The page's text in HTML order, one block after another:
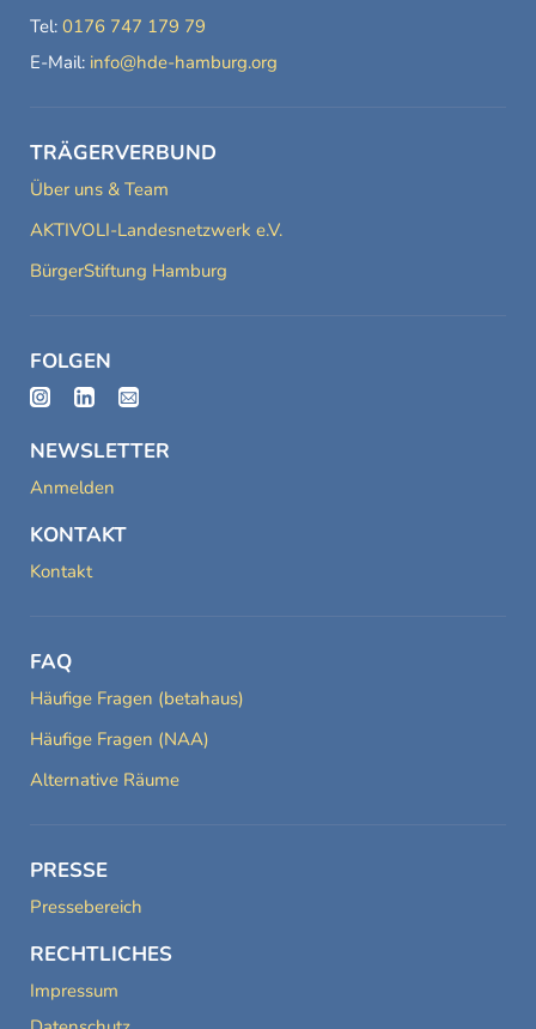
Tel: 0176 747 179 79
E-Mail: info@hde-hamburg.org
TRÄGERVERBUND
Über uns & Team
AKTIVOLI-Landesnetzwerk e.V.
BürgerStiftung Hamburg
FOLGEN
NEWSLETTER
Anmelden
KONTAKT
Kontakt
FAQ
Häufige Fragen (betahaus)
Häufige Fragen (NAA)
Alternative Räume
PRESSE
Pressebereich
RECHTLICHES
Impressum